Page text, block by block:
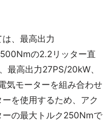
、最高出力
の2.2リッター直
最高出力27PS/20kW、
気モーターを組み合わせ
を使用するため、アク
の最大トルク250Nmで